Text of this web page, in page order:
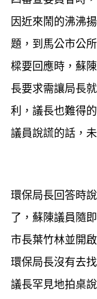
因近來鬧的沸沸
題，到馬公市公
樑要回應時，蘇
長要求需讓局長
利，議長也難得
議員說謊的話，
環保局長回答時
了，蘇陳議員隨
市長葉竹林並開
環保局長沒有去
議長罕見地拍桌